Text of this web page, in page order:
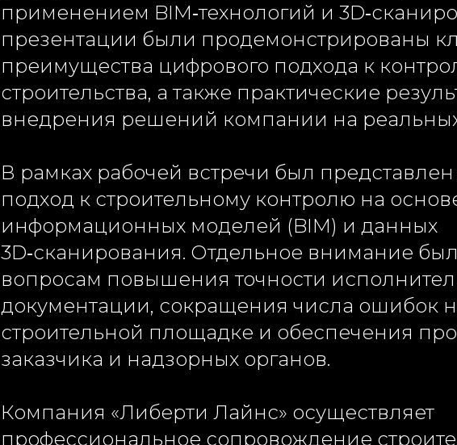
применением BIM‑технологий и
презентации были продемонстрированы
преимущества цифрового подхода к
строительства, а также практические
внедрения решений компании на реальных
В рамках рабочей встречи был
подход к строительному контролю на
информационных моделей (BIM) и данных
3D‑сканирования. Отдельное внимание
вопросам повышения точности
документации, сокращения числа ошибок
строительной площадке и обеспечения
заказчика и надзорных органов.
Компания «Либерти Лайнс» осуществляет
профессиональное сопровождение